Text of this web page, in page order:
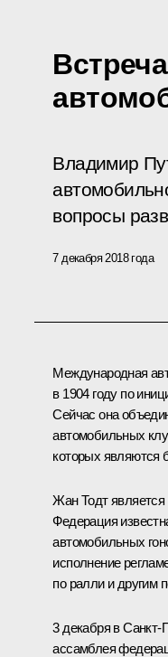
Владимир
вопросы
7 декабря 2018 года
Международная
в 1904 году по
Сейчас она
автомобильных
которых являются
Жан Тодт является
Федерация
автомобильных
исполнение
по ралли и другим
3 декабря в
ассамблея